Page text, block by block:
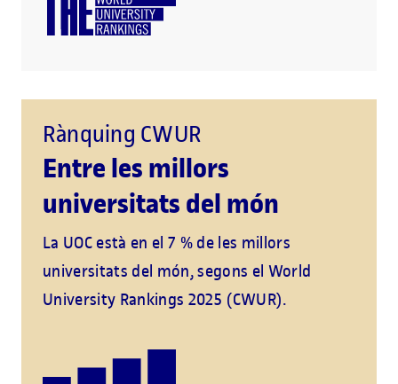
Rànquing CWUR
Entre les millors
universitats del món
La UOC està en el 7 % de les millors
universitats del món, segons el World
University Rankings 2025 (CWUR).